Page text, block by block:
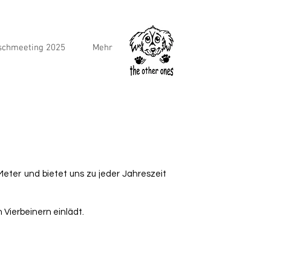
2025 Mehr
und bietet uns zu jeder Jahreszeit
Vierbeinern einlädt.